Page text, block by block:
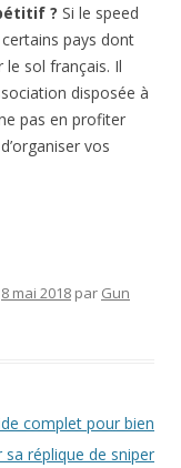
? Si le speed
pays dont
le sol français. Il
disposée à
pas en profiter
vos
8 mai 2018 par Gun
complet pour bien
sa réplique de sniper